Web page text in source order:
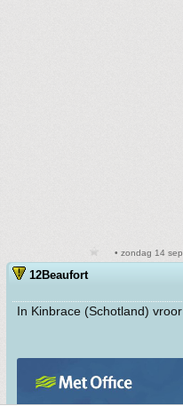
• zondag 14
12Beaufort
In Kinbrace (Schotland)